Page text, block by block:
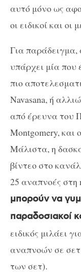
αυτό μόνο ως
οι ειδικοί και οι
Για παράδειγμα,
υπάρχει μία που
πιο
Navasana, ή
από έρευνα του
Montgomery, και
Μάλιστα, η
βίντεο στο
25 αναπνοές στη
μπορούν να
παραδοσιακοί
ειδικός μιλάει
αναπνοών σε
των σετ).